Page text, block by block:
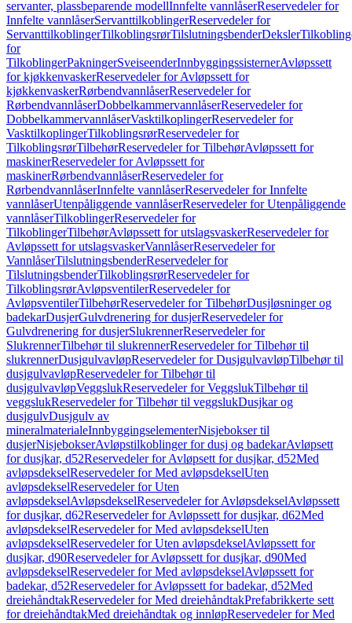
servanter, plassbeparende modellInnfelte vannlåserReservedeler for
Innfelte vannlåserServanttilkoblingerReservedeler for
ServanttilkoblingerTilkoblingsrørTilslutningsbenderDeksler
for
TilkoblingerPakningerSveiseenderInnbyggingssisternerAvløpssett
for kjøkkenvaskerReservedeler for Avløpssett for
kjøkkenvaskerRørbendvannlåserReservedeler for
RørbendvannlåserDobbelkammervannlåserReservedeler for
DobbelkammervannlåserVasktilkoplingerReservedeler for
VasktilkoplingerTilkoblingsrørReservedeler for
TilkoblingsrørTilbehørReservedeler for TilbehørAvløpssett for
maskinerReservedeler for Avløpssett for
maskinerRørbendvannlåserReservedeler for
RørbendvannlåserInnfelte vannlåserReservedeler for Innfelte
vannlåserUtenpåliggende vannlåserReservedeler for Utenpåliggende
vannlåserTilkoblingerReservedeler for
TilkoblingerTilbehørAvløpssett for utslagsvaskerReservedeler for
Avløpssett for utslagsvaskerVannlåserReservedeler for
VannlåserTilslutningsbenderReservedeler for
TilslutningsbenderTilkoblingsrørReservedeler for
TilkoblingsrørAvløpsventilerReservedeler for
AvløpsventilerTilbehørReservedeler for TilbehørDusjløsninger og
badekarDusjerGulvdrenering for dusjerReservedeler for
Gulvdrenering for dusjerSlukrennerReservedeler for
SlukrennerTilbehør til slukrennerReservedeler for Tilbehør til
slukrennerDusjgulvavløpReservedeler for DusjgulvavløpTilbehør til
dusjgulvavløpReservedeler for Tilbehør til
dusjgulvavløpVeggslukReservedeler for VeggslukTilbehør til
veggslukReservedeler for Tilbehør til veggslukDusjkar og
dusjgulvDusjgulv av
mineralmaterialeInnbyggingselementerNisjebokser til
dusjerNisjebokserAvløpstilkoblinger for dusj og badekarAvløpsett
for dusjkar, d52Reservedeler for Avløpsett for dusjkar, d52Med
avløpsdekselReservedeler for Med avløpsdekselUten
avløpsdekselReservedeler for Uten
avløpsdekselAvløpsdekselReservedeler for AvløpsdekselAvløpssett
for dusjkar, d62Reservedeler for Avløpssett for dusjkar, d62Med
avløpsdekselReservedeler for Med avløpsdekselUten
avløpsdekselReservedeler for Uten avløpsdekselAvløpssett for
dusjkar, d90Reservedeler for Avløpssett for dusjkar, d90Med
avløpsdekselReservedeler for Med avløpsdekselAvløpssett for
badekar, d52Reservedeler for Avløpssett for badekar, d52Med
dreiehåndtakReservedeler for Med dreiehåndtakPrefabrikkerte sett
for dreiehåndtakMed dreiehåndtak og innløpReservedeler for Med